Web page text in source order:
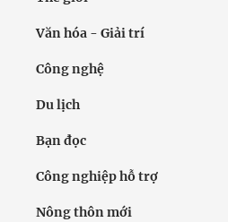
Văn hóa - Giải trí
Công nghệ
Du lịch
Bạn đọc
Công nghiệp hỗ trợ
Nông thôn mới